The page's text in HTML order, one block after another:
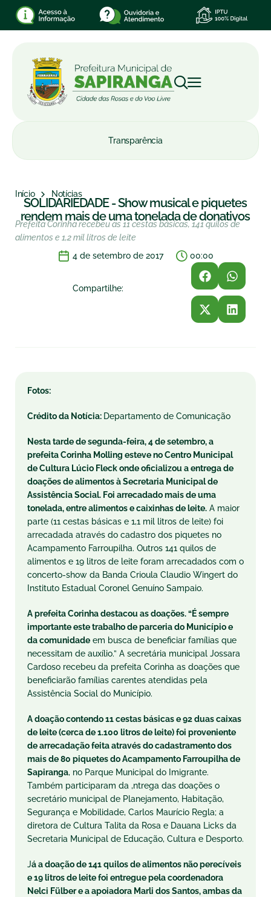
Transparência
Início Notícias
SOLIDARIEDADE - Show musical e piquetes
rendem mais de uma tonelada de donativos
Prefeita Corinha recebeu as 11 cestas básicas, 141 quilos de
alimentos e 1,2 mil litros de leite
4 de setembro de 2017
00:00
Compartilhe:
Fotos:
Crédito da Notícia: Departamento de Comunicação
Nesta tarde desegunda-feira, 4 de setembro, a
prefeita Corinha Molling esteve no Centro Municipal
de Cultura Lúcio Fleck onde oficializou a entrega de
doações de alimentos à Secretaria Municipal de
Assistência Social. Foi arrecadado mais de uma
tonelada, entre alimentos e caixinhas de leite. A maior
parte (11 cestas básicas e 1,1 mil litros de leite) foi
arrecadada através do cadastro dos piquetes no
Acampamento Farroupilha. Outros 141 quilos de
alimentos e 19 litros de leite foram arrecadados com o
concerto-show da Banda Crioula Claudio Wingert do
Instituto Estadual Coronel Genuíno Sampaio.
A prefeita Corinha destacou as doações. “É sempre
importante este trabalho de parceria do Município e
da comunidade em busca de beneficiar famílias que
necessitam de auxílio.” A secretária municipal Jossara
Cardoso recebeu da prefeita Corinha as doações que
beneficiarão famílias carentes atendidas pela
Assistência Social do Município.
A doação contendo 11 cestas básicas e 92 duas caixas
de leite (cerca de 1.100 litros de leite) foi proveniente
de arrecadação feita através do cadastramento dos
mais de 80 piquetes do Acampamento Farroupilha de
Sapiranga, no Parque Municipal do Imigrante.
Também participaram da ,ntrega das doações o
secretário municipal de Planejamento, Habitação,
Segurança e Mobilidade, Carlos Maurício Regla; a
diretora de Cultura Talita da Rosa e Dauana Licks da
Secretaria Municipal de Educação, Cultura e Desporto.
Já a doação de 141 quilos de alimentos não perecíveis
e 19 litros de leite foi entregue pela coordenadora
Nelci Fülber e a apoiadora Marli dos Santos, ambas da